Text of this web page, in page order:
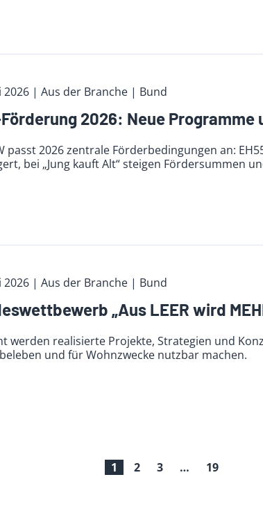
2026 | Aus der Branche | Bund
2026: Neue
passt 2026 zentrale Förderbedingungen an:
bei „Jung kauft Alt“ steigen Fördersummen
2026 | Aus der Branche | Bund
„Aus LEER wird
werden realisierte Projekte, Strategien und
und für Wohnzwecke nutzbar machen.
1 2 3 … 19